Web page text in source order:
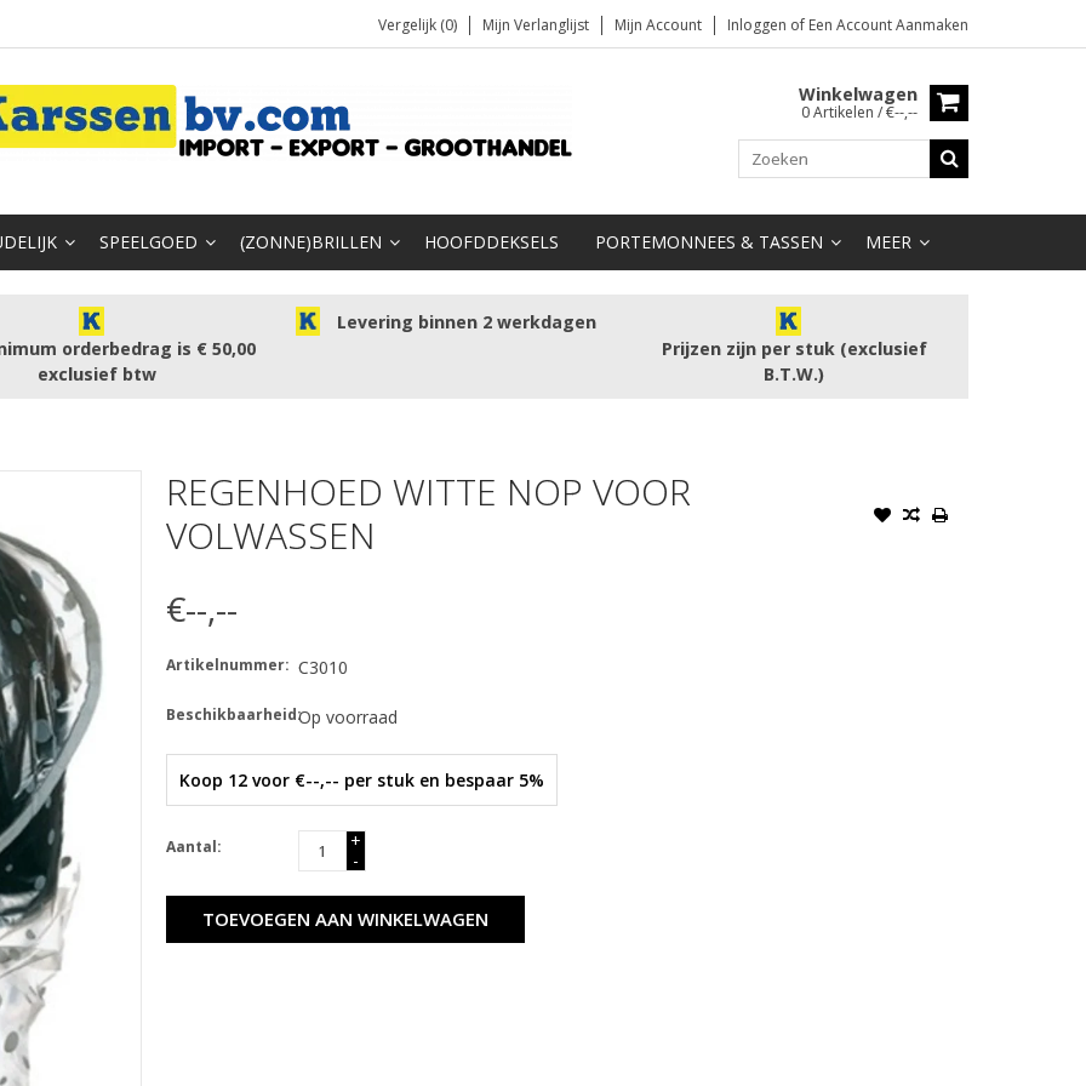
Vergelijk (0) Mijn Verlanglijst Mijn Account Inloggen of Een Account Aanmaken
Winkelwagen
0 Artikelen / €--,--
SPEELGOED (ZONNE)BRILLEN HOOFDDEKSELS PORTEMONNEES & TASSEN MEER
orderbedrag is € 50,00
exclusief btw
Levering binnen 2 werkdagen
Prijzen zijn per stuk (exclusief
B.T.W.)
REGENHOED WITTE NOP VOOR
VOLWASSEN
€--,--
Artikelnummer: C3010
Beschikbaarheid:Op voorraad
Koop 12 voor €--,-- per stuk en bespaar 5%
Aantal:
+
-
TOEVOEGEN AAN WINKELWAGEN